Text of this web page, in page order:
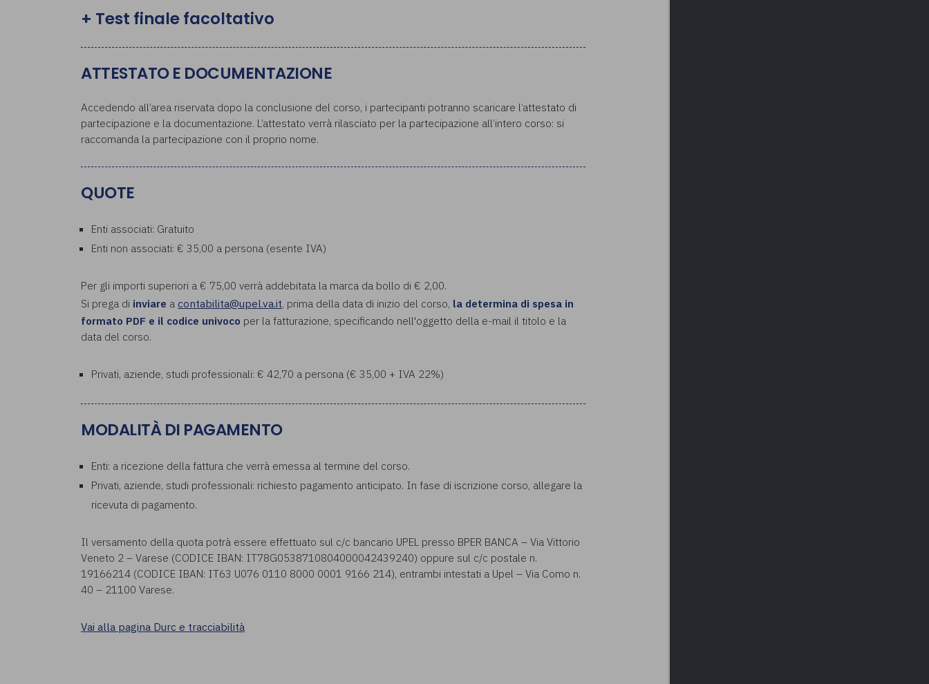
+ Test finale facoltativo
ATTESTATO E DOCUMENTAZIONE
Accedendo all’area riservata dopo la conclusione del corso, i partecipanti potranno scaricare l’attestato di
partecipazione e la documentazione. L’attestato verrà rilasciato per la partecipazione all’intero corso: si
raccomanda la partecipazione con il proprio nome.
QUOTE
Enti associati: Gratuito
Enti non associati: € 35,00 a persona (esente IVA)
Per gli importi superiori a € 75,00 verrà addebitata la marca da bollo di € 2,00.
Si prega di inviare a contabilita@upel.va.it, prima della data di inizio del corso, la determina di spesa in
formato PDF e il codice univoco per la fatturazione, specificando nell'oggetto della e-mail il titolo e la
data del corso.
Privati, aziende, studi professionali: € 42,70 a persona (€ 35,00 + IVA 22%)
MODALITÀ DI PAGAMENTO
Enti: a ricezione della fattura che verrà emessa al termine del corso.
Privati, aziende, studi professionali: richiesto pagamento anticipato. In fase di iscrizione corso, allegare la
ricevuta di pagamento.
Il versamento della quota potrà essere effettuato sul c/c bancario UPEL presso BPER BANCA – Via Vittorio
Veneto 2 – Varese (CODICE IBAN: IT78G0538710804000042439240) oppure sul c/c postale n.
19166214 (CODICE IBAN: IT63 U076 0110 8000 0001 9166 214), entrambi intestati a Upel – Via Como n.
40 – 21100 Varese.
Vai alla pagina Durc e tracciabilità